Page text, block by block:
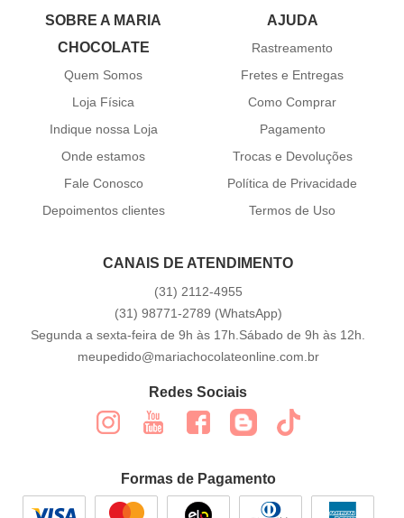
SOBRE A MARIA
CHOCOLATE
Quem Somos
Loja Física
Indique nossa Loja
Onde estamos
Fale Conosco
Depoimentos clientes
AJUDA
Rastreamento
Fretes e Entregas
Como Comprar
Pagamento
Trocas e Devoluções
Política de Privacidade
Termos de Uso
CANAIS DE ATENDIMENTO
(31) 2112-4955
(31) 98771-2789 (WhatsApp)
Segunda a sexta-feira de 9h às 17h.Sábado de 9h às 12h.
meupedido@mariachocolateonline.com.br
Redes Sociais
Formas de Pagamento